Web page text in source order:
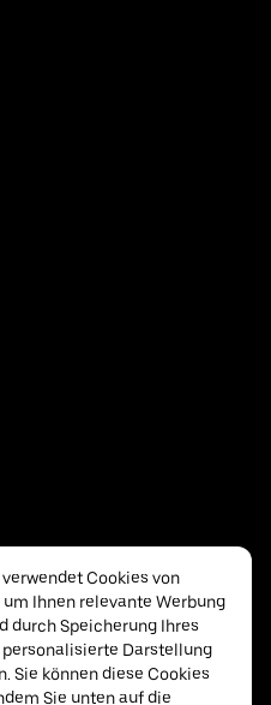
Cookies von
Ihnen relevante Werbung
durch Speicherung Ihres
Darstellung
Sie können diese Cookies
Sie unten auf die